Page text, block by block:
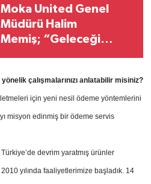
Moka United Genel
Müdürü Halim
Memiş; “Geleceği
buradayız”
çalışmalarınızı anlatabilir misiniz?
için yeni nesil ödeme yöntemlerini
misyon edinmiş bir ödeme servis
devrim yaratmış ürünler
yılında faaliyetlerimize başladık. 14